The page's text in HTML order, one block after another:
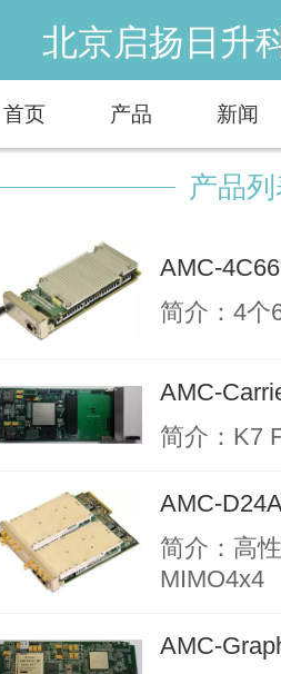
北京启扬日升
首页 产品 新闻
产品列
AMC-
简介：4个
AMC-
简介：K7
AMC-
简介：高
MIMO4x4
AMC-